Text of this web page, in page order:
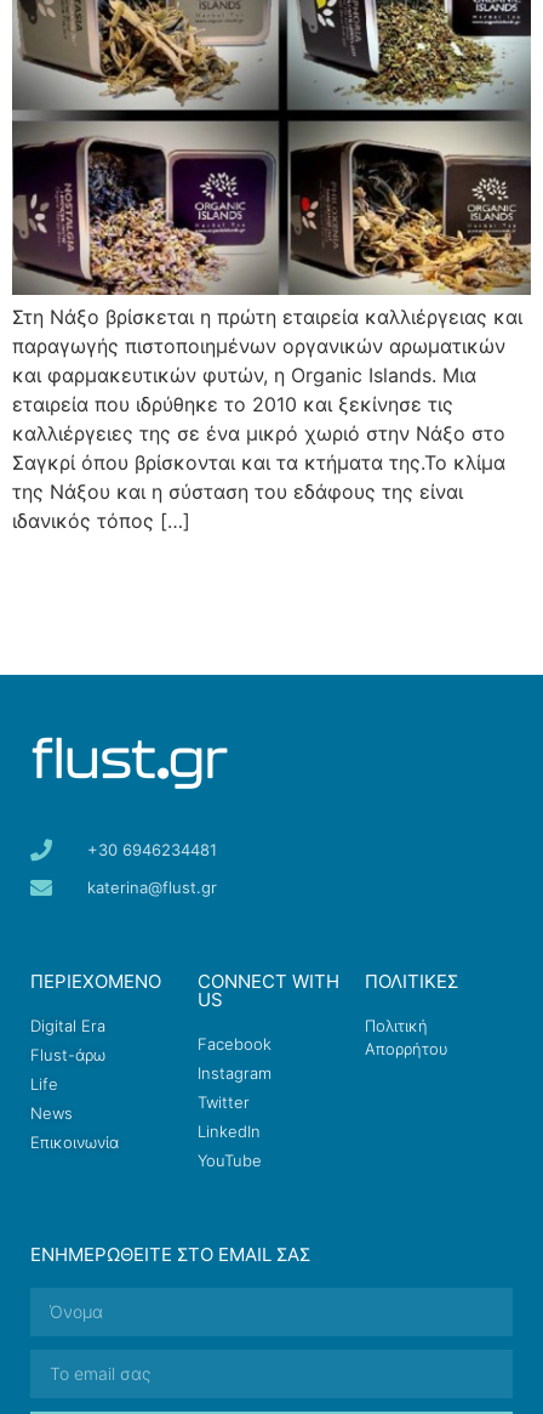
Στη Νάξο βρίσκεται η πρώτη εταιρεία καλλιέργειας και
παραγωγής πιστοποιημένων οργανικών αρωματικών
και φαρμακευτικών φυτών, η Organic Islands. Μια
εταιρεία που ιδρύθηκε το 2010 και ξεκίνησε τις
καλλιέργειες της σε ένα μικρό χωριό στην Νάξο στο
Σαγκρί όπου βρίσκονται και τα κτήματα της.Το κλίμα
της Νάξου και η σύσταση του εδάφους της είναι
ιδανικός τόπος […]
+30 6946234481
katerina@flust.gr
ΠΕΡΙΕΧΟΜΕΝΟ
Digital Era
Flust-άρω
Life
News
Επικοινωνία
CONNECT WITH
US
Facebook
Instagram
Twitter
LinkedIn
YouTube
ΠΟΛΙΤΙΚΕΣ
Πολιτική
Απορρήτου
ΕΝΗΜΕΡΩΘΕΊΤΕ ΣΤΟ EMAIL ΣΑΣ